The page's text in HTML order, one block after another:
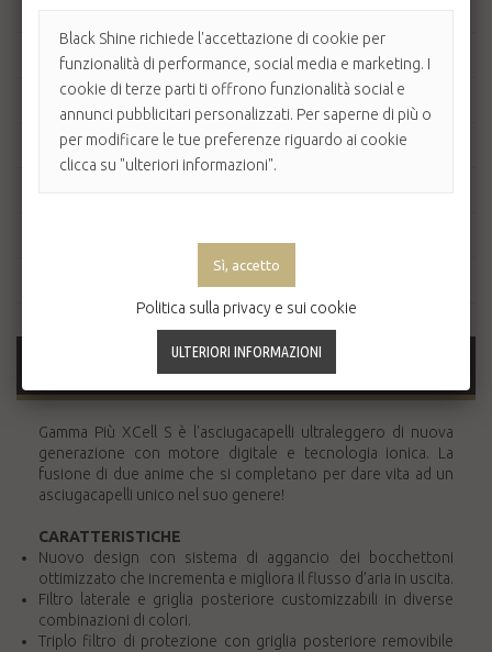
Potenza 1400-1600 W
Voltaggio 220-240 V
Frequenza 50/60 Hz
MAGGIORI INFORMAZIONI
Gamma Più XCell S è l'asciugacapelli ultraleggero di nuova
generazione con motore digitale e tecnologia ionica. La
fusione di due anime che si completano per dare vita ad un
asciugacapelli unico nel suo genere!
CARATTERISTICHE
Nuovo design con sistema di aggancio dei bocchettoni
ottimizzato che incrementa e migliora il flusso d’aria in uscita.
Filtro laterale e griglia posteriore customizzabili in diverse
combinazioni di colori.
Triplo filtro di protezione con griglia posteriore removibile
Black Shine richiede l'accettazione di cookie per
funzionalità di performance, social media e marketing. I
cookie di terze parti ti offrono funzionalità social e
annunci pubblicitari personalizzati. Per saperne di più o
per modificare le tue preferenze riguardo ai cookie
clicca su "ulteriori informazioni".
Politica sulla privacy e sui cookie